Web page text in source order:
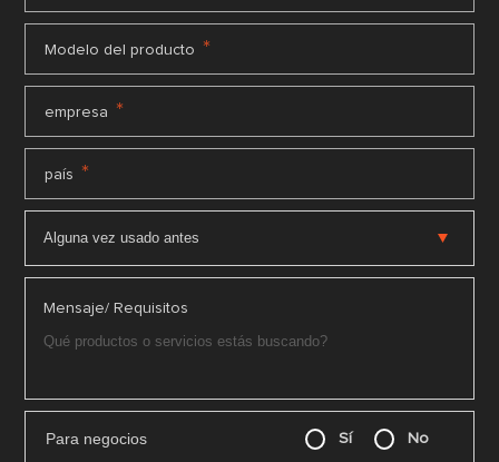
Modelo del producto *
empresa *
país *
Mensaje/ Requisitos
Para negocios Sí No